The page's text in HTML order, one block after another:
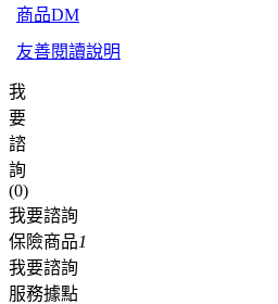
商品DM
友善閱讀說明
我
要
諮
詢
(0)
我要諮詢
保險商品1
我要諮詢
服務據點